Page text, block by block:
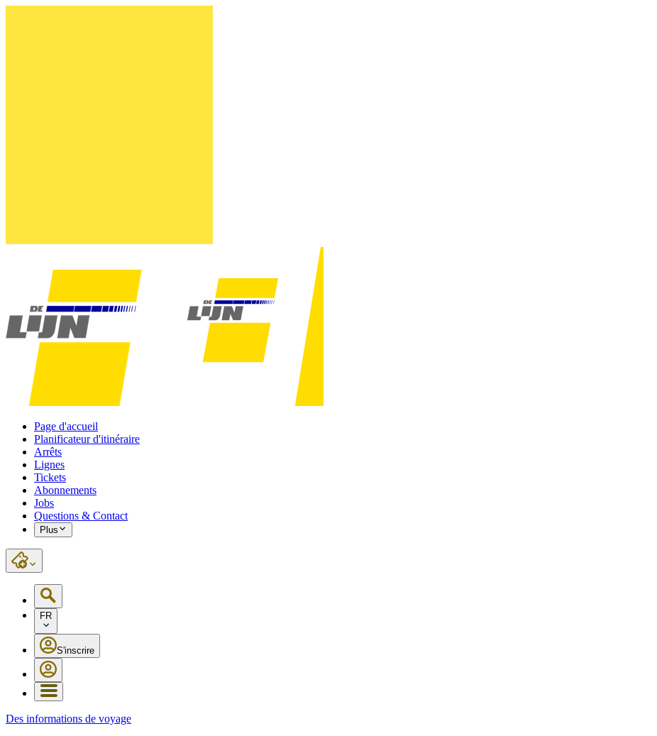
Page d'accueil
Planificateur d'itinéraire
Arrêts
Lignes
Tickets
Abonnements
Jobs
Questions & Contact
Plus
FR
S'inscrire
Des informations de voyage